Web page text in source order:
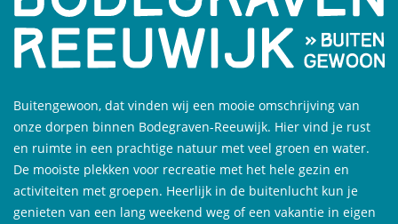
Buitengewoon, dat vinden wij een mooie omschrijving van
onze dorpen binnen Bodegraven-Reeuwijk. Hier vind je rust
en ruimte in een prachtige natuur met veel groen en water.
De mooiste plekken voor recreatie met het hele gezin en
activiteiten met groepen. Heerlijk in de buitenlucht kun je
genieten van een lang weekend weg of een vakantie in eigen